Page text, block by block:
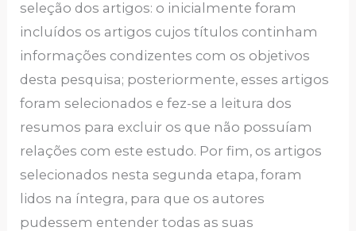
seleção dos artigos: o inicialmente foram
incluídos os artigos cujos títulos continham
informações condizentes com os objetivos
desta pesquisa; posteriormente, esses artigos
foram selecionados e fez-se a leitura dos
resumos para excluir os que não possuíam
relações com este estudo. Por fim, os artigos
selecionados nesta segunda etapa, foram
lidos na íntegra, para que os autores
pudessem entender todas as suas